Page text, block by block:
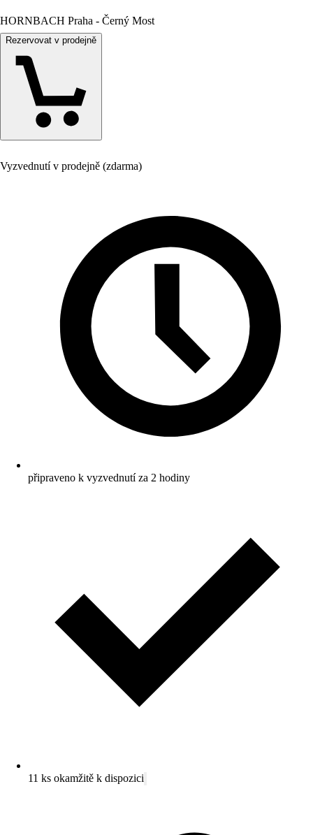
HORNBACH Praha - Černý Most
Rezervovat v prodejně
Vyzvednutí v prodejně (zdarma)
připraveno k vyzvednutí za 2 hodiny
11 ks okamžitě k dispozici